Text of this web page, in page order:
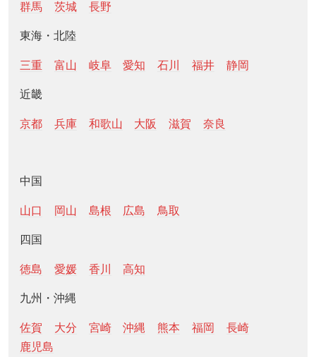
群馬
茨城 長野
東海・北陸
三重 富山 岐阜 愛知 石川 福井 静岡
近畿
京都 兵庫 和歌山 大阪 滋賀 奈良
中国
山口 岡山 島根 広島 鳥取
四国
徳島 愛媛 香川 高知
九州・沖縄
佐賀 大分 宮崎 沖縄 熊本 福岡
長崎
鹿児島